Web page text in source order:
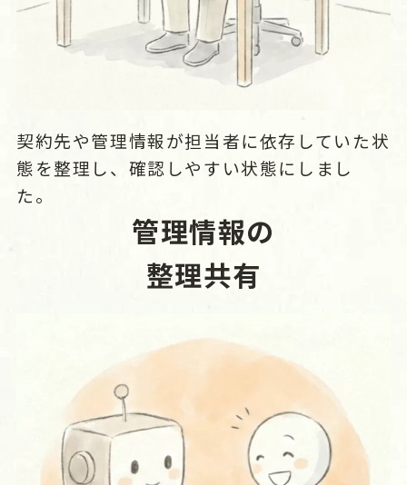
契約先や管理情報が担当者に依存していた状
態を整理し、確認しやすい状態にしまし
た。
管理情報の
整理共有